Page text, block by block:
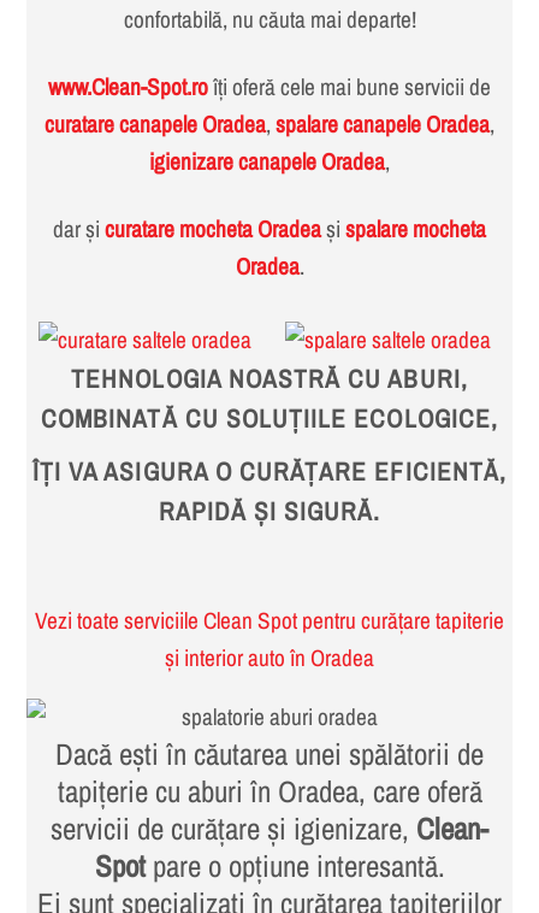
confortabilă, nu căuta mai departe!
www.Clean-Spot.roîți oferă cele mai bune servicii de
curatare canapele Oradea,spalare canapele Oradea,
igienizare canapele Oradea,
dar șicuratare mocheta Oradeașispalare mocheta
Oradea.
TEHNOLOGIA NOASTRĂ CU ABURI,
COMBINATĂ CU SOLUȚIILE ECOLOGICE,
ÎȚI VA ASIGURA O CURĂȚARE EFICIENTĂ,
RAPIDĂ ȘI SIGURĂ.
Vezi toate serviciile Clean Spot pentru curățare tapiterie
și interior auto în Oradea
Dacă ești în căutarea unei spălătorii de
tapițerie cu aburi în Oradea, care oferă
servicii de curățare și igienizare, Clean-
Spotpare o opțiune interesantă.
Ei sunt specializați în curățarea tapițeriilor